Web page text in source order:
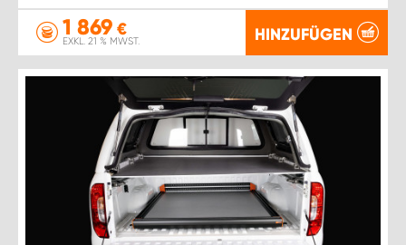
1 869 €
EXKL. 21 % MWST. HINZUFÜGEN